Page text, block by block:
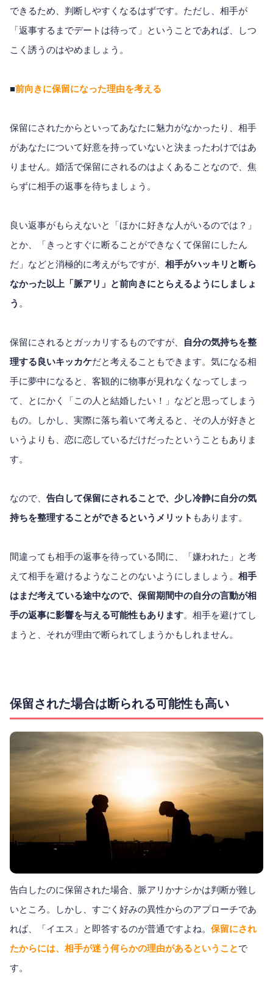
できるため、判断しやすくなるはずです。ただし、相手が
「返事するまでデートは待って」ということであれば、しつ
こく誘うのはやめましょう。
■前向きに保留になった理由を考える
保留にされたからといってあなたに魅力がなかったり、相手
があなたについて好意を持っていないと決まったわけではあ
りません。婚活で保留にされるのはよくあることなので、焦
らずに相手の返事を待ちましょう。
良い返事がもらえないと「ほかに好きな人がいるのでは？」
とか、「きっとすぐに断ることができなくて保留にしたん
だ」などと消極的に考えがちですが、 相手がハッキリと断ら
なかった以上「脈アリ」と前向きにとらえるようにしましょ
う 。
保留にされるとガッカリするものですが、
自分の気持ちを整
理する良いキッカケだと考えることもできます。気になる相
手に夢中になると、客観的に物事が見れなくなってしまっ
て、とにかく「この人と結婚したい！」などと思ってしまう
もの。しかし、実際に落ち着いて考えると、その人が好きと
いうよりも、恋に恋しているだけだったということもありま
す。
なので、 告白して保留にされることで、少し冷静に自分の気
持ちを整理することができるというメリット もあります。
間違っても相手の返事を待っている間に、「嫌われた」と考
えて相手を避けるようなことのないようにしましょう。 相手
はまだ考えている途中なので、保留期間中の自分の言動が相
手の返事に影響を与える可能性もあります。相手を避けてし
まうと、それが理由で断られてしまうかもしれません。
保留された場合は断られる可能性も高い
告白したのに保留された場合、脈アリかナシかは判断が難し
いところ。しかし、すごく好みの異性からのアプローチであ
れば、「イエス」と即答するのが普通ですよね。 保留にされ
たからには、相手が迷う何らかの理由があるということで
す。